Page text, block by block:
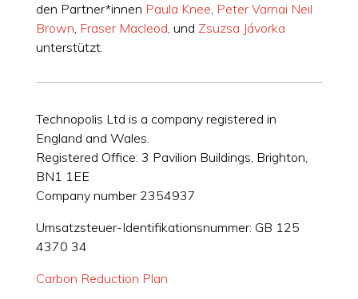
den Partner*innen Paula Knee, Peter Varnai Neil
Brown, Fraser Macleod, und Zsuzsa Jávorka
unterstützt.
Technopolis Ltd is a company registered in
England and Wales.
Registered Office: 3 Pavilion Buildings, Brighton,
BN1 1EE
Company number 2354937
Umsatzsteuer-Identifikationsnummer: GB 125
4370 34
Carbon Reduction Plan